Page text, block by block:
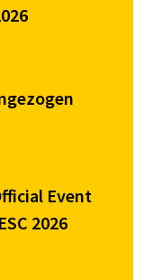
Event
2026